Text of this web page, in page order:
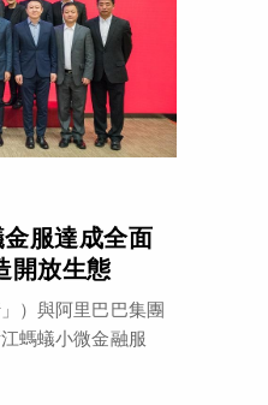
服達成全面
開放生態
）與阿里巴巴集團
螞蟻小微金融服